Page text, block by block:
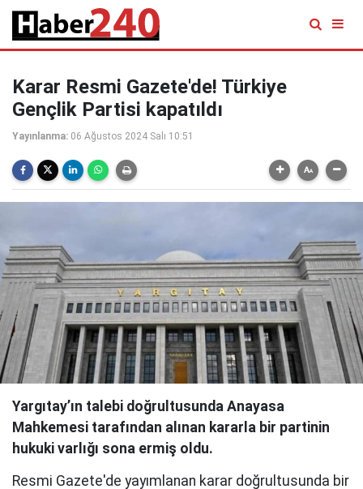
Karar Resmi Gazete'de! Türkiye
Gençlik Partisi kapatıldı
Yayınlanma: 06 Ağustos 2024 Salı 10:51
Yargıtay’ın talebi doğrultusunda Anayasa
Mahkemesi tarafından alınan kararla bir partinin
hukuki varlığı sona ermiş oldu.
Resmi Gazete'de yayımlanan karar doğrultusunda bir